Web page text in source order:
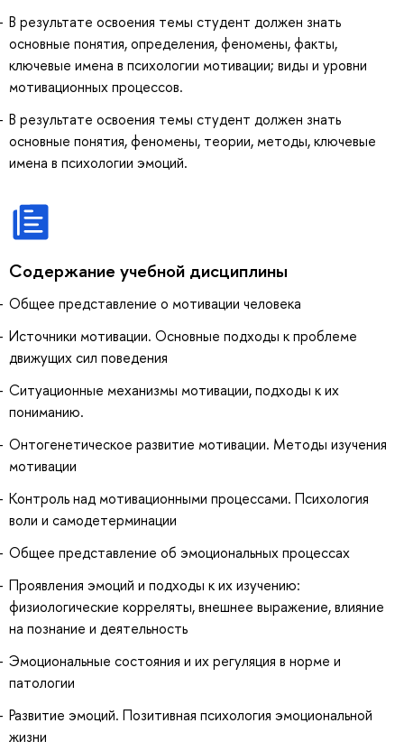
В результате освоения темы студент должен знать
основные понятия, определения, феномены, факты,
ключевые имена в психологии мотивации; виды и уровни
мотивационных процессов.
В результате освоения темы студент должен знать
основные понятия, феномены, теории, методы, ключевые
имена в психологии эмоций.
Содержание учебной дисциплины
Общее представление о мотивации человека
Источники мотивации. Основные подходы к проблеме
движущих сил поведения
Ситуационные механизмы мотивации, подходы к их
пониманию.
Онтогенетическое развитие мотивации. Методы изучения
мотивации
Контроль над мотивационными процессами. Психология
воли и самодетерминации
Общее представление об эмоциональных процессах
Проявления эмоций и подходы к их изучению:
физиологические корреляты, внешнее выражение, влияние
на познание и деятельность
Эмоциональные состояния и их регуляция в норме и
патологии
Развитие эмоций. Позитивная психология эмоциональной
жизни